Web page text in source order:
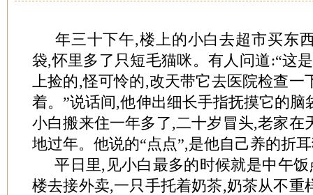
年三十下午,楼上的小白去超市买东
袋,怀里多了只短毛猫咪。有人问道:“这
上捡的,怪可怜的,改天带它去医院检查一
着。”说话间,他伸出细长手指抚摸它的
小白搬来住一年多了,二十岁冒头,老家在
地过年。他说的“点点”,是他自己养的折
平日里,见小白最多的时候就是中午
楼去接外卖,一只手托着奶茶,奶茶从不重